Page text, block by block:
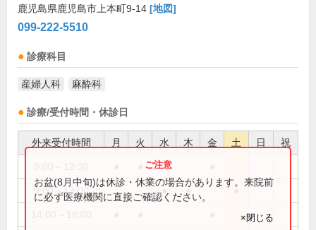
鹿児島県鹿児島市上本町9-14 [地図]
099-222-5510
診療科目
産婦人科 麻酔科
診療/受付時間・休診日
外来受付時間 月 火 水 木 金 土 日 祝
9:00～13:00 ● ● ●
お盆(8月中旬)は休診・休業の場合があります。来院前
に必ず医療機関に直接ご確認ください。
×閉じる